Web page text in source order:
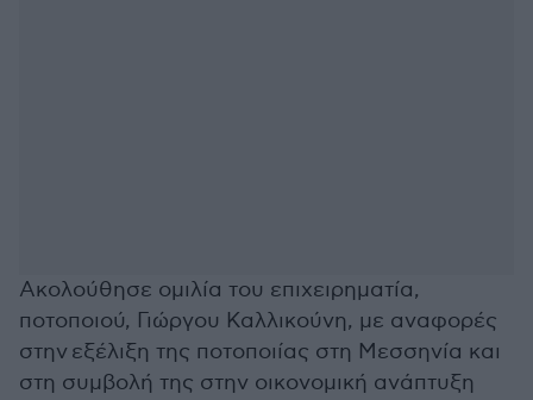
Ακολούθησε ομιλία του επιχειρηματία,
ποτοποιού, Γιώργου Καλλικούνη, με αναφορές
στην εξέλιξη της ποτοποιίας στη Μεσσηνία και
στη συμβολή της στην οικονομική ανάπτυξη